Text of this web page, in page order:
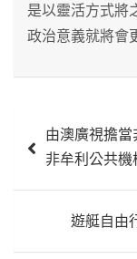
是以靈活方式將
政治意義就將會
章
由澳廣視擔
非牟利公共機
遊艇自由